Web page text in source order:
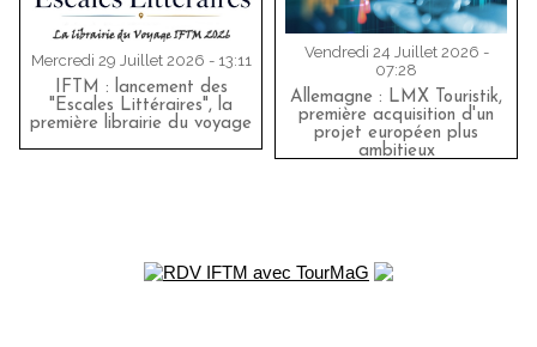
Mercredi 29 Juillet 2026 - 13:11
IFTM : lancement des
"Escales Littéraires", la
première librairie du voyage
Vendredi 24 Juillet 2026 -
07:28
Allemagne : LMX Touristik,
première acquisition d'un
projet européen plus
ambitieux